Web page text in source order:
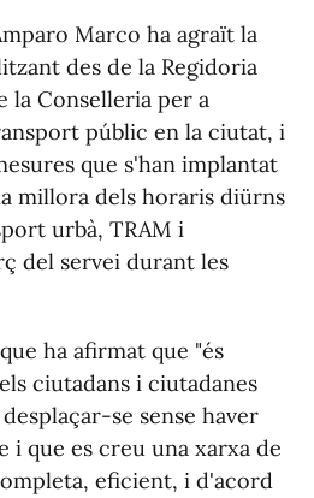
Marco ha agraït la
des de la Regidoria
la Conselleria per a
públic en la ciutat, i
que s'han implantat
millora dels horaris diürns
urbà, TRAM i
del servei durant les
ha afirmat que "és
ciutadans i ciutadanes
se sense haver
i que es creu una xarxa de
eficient, i d'acord